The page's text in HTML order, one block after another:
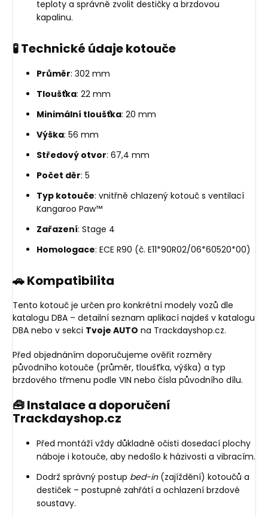
teploty a správně zvolit destičky a brzdovou
kapalinu.
🧪 Technické údaje kotouče
Průměr: 302 mm
Tloušťka: 22 mm
Minimální tloušťka: 20 mm
Výška: 56 mm
Středový otvor: 67,4 mm
Počet děr: 5
Typ kotouče: vnitřně chlazený kotouč s ventilací
Kangaroo Paw™
Zařazení: Stage 4
Homologace: ECE R90 (č. E11*90R02/06*60520*00)
🚗 Kompatibilita
Tento kotouč je určen pro konkrétní modely vozů dle
katalogu DBA – detailní seznam aplikací najdeš v katalogu
DBA nebo v sekci Tvoje AUTO na Trackdayshop.cz.
Před objednáním doporučujeme ověřit rozměry
původního kotouče (průměr, tloušťka, výška) a typ
brzdového třmenu podle VIN nebo čísla původního dílu.
🧰 Instalace a doporučení
Trackdayshop.cz
Před montáží vždy důkladně očisti dosedací plochy
náboje i kotouče, aby nedošlo k házivosti a vibracím.
Dodrž správný postup bed-in(zajíždění) kotoučů a
destiček – postupné zahřátí a ochlazení brzdové
soustavy.